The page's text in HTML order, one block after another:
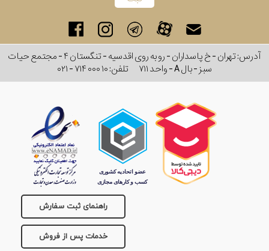
برند
آدرس: تهران - خ پاسداران - رو به روی اقدسیه - تنگستان ۴ - مجتمع حیات
سبز - بال A - واحد ۷۱۱
تلفن:۰۲۱ - ۷۱۴ ۰۰۰ ۱۰
راهنمای ثبت سفارش
خدمات پس از فروش